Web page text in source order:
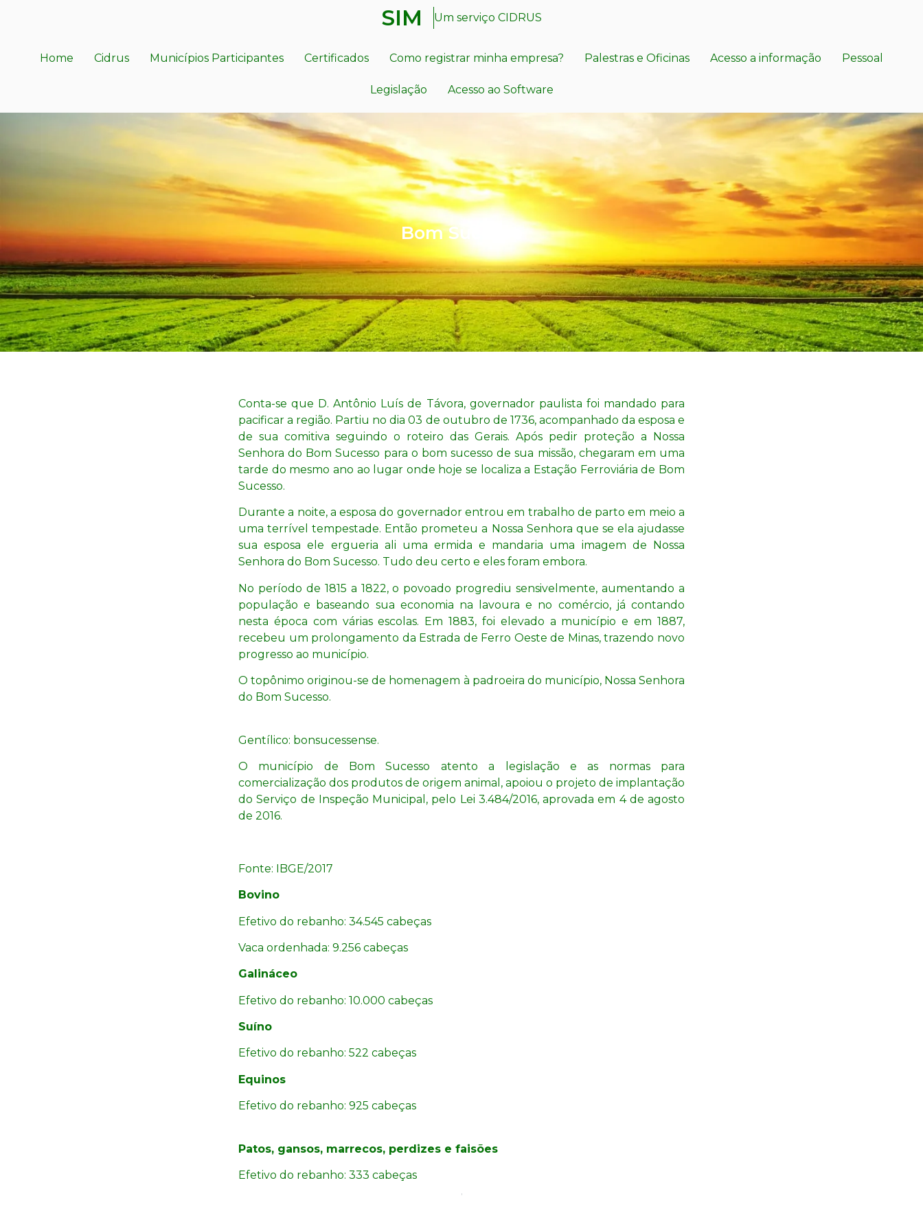
SIM Um serviço CIDRUS
Home Cidrus Municípios Participantes Certificados Como registrar minha empresa? Palestras e Oficinas Acesso a informação Pessoal
Legislação Acesso ao Software
Bom Sucesso
Conta-se que D. Antônio Luís de Távora, governador paulista foi mandado para
pacificar a região. Partiu no dia 03 de outubro de 1736, acompanhado da esposa e
de sua comitiva seguindo o roteiro das Gerais. Após pedir proteção a Nossa
Senhora do Bom Sucesso para o bom sucesso de sua missão, chegaram em uma
tarde do mesmo ano ao lugar onde hoje se localiza a Estação Ferroviária de Bom
Sucesso.
Durante a noite, a esposa do governador entrou em trabalho de parto em meio a
uma terrível tempestade. Então prometeu a Nossa Senhora que se ela ajudasse
sua esposa ele ergueria ali uma ermida e mandaria uma imagem de Nossa
Senhora do Bom Sucesso. Tudo deu certo e eles foram embora.
No período de 1815 a 1822, o povoado progrediu sensivelmente, aumentando a
população e baseando sua economia na lavoura e no comércio, já contando
nesta época com várias escolas. Em 1883, foi elevado a município e em 1887,
recebeu um prolongamento da Estrada de Ferro Oeste de Minas, trazendo novo
progresso ao município.
O topônimo originou-se de homenagem à padroeira do município, Nossa Senhora
do Bom Sucesso.
Gentílico: bonsucessense.
O município de Bom Sucesso atento a legislação e as normas para
comercialização dos produtos de origem animal, apoiou o projeto de implantação
do Serviço de Inspeção Municipal, pelo Lei 3.484/2016, aprovada em 4 de agosto
de 2016.
Fonte: IBGE/2017
Bovino
Efetivo do rebanho: 34.545 cabeças
Vaca ordenhada: 9.256 cabeças
Galináceo
Efetivo do rebanho: 10.000 cabeças
Suíno
Efetivo do rebanho: 522 cabeças
Equinos
Efetivo do rebanho: 925 cabeças
Patos, gansos, marrecos, perdizes e faisões
Efetivo do rebanho: 333 cabeças